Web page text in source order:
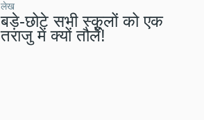
लेख
बड़े-छोटे सभी स्कूलों को एक
तराजु में क्यों तौलें!